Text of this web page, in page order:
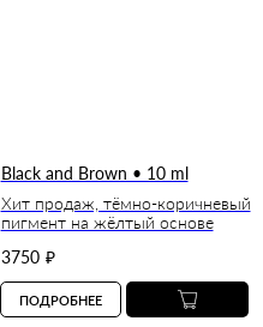
Black and Brown • 10 ml
Хит продаж, тёмно-коричневый
пигмент на жёлтый основе
3750 ₽
ПОДРОБНЕЕ